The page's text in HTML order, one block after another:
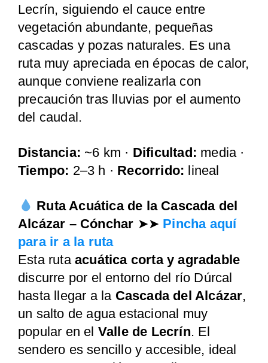
Lecrín, siguiendo el cauce entre
vegetación abundante, pequeñas
cascadas y pozas naturales. Es una
ruta muy apreciada en épocas de calor,
aunque conviene realizarla con
precaución tras lluvias por el aumento
del caudal.
Distancia: ~6 km · Dificultad: media ·
Tiempo: 2–3 h · Recorrido: lineal
Ruta Acuática de la Cascada del
Alcázar – Cónchar ➤➤ Pincha aquí
para ir a la ruta
Esta ruta acuática corta y agradable
discurre por el entorno del río Dúrcal
hasta llegar a la Cascada del Alcázar,
un salto de agua estacional muy
popular en el Valle de Lecrín. El
sendero es sencillo y accesible, ideal